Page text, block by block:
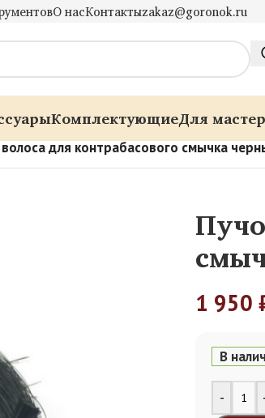
О насКонтактыzakaz@goronok.ru
КомплектующиеДля
для контрабасового смычка
1 950
В
-